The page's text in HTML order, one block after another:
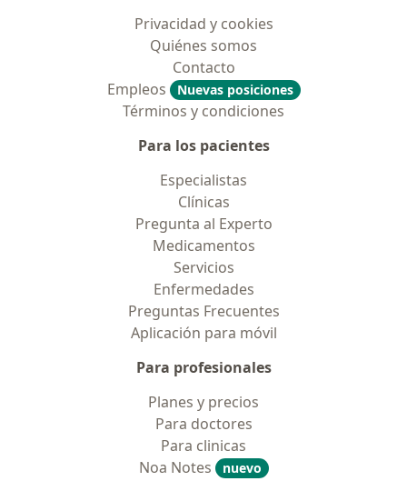
Privacidad y cookies
Quiénes somos
Contacto
Empleos
Nuevas posiciones
Términos y condiciones
Para los pacientes
Especialistas
Clínicas
Pregunta al Experto
Medicamentos
Servicios
Enfermedades
Preguntas Frecuentes
Aplicación para móvil
Para profesionales
Planes y precios
Para doctores
Para clinicas
Noa Notes
nuevo